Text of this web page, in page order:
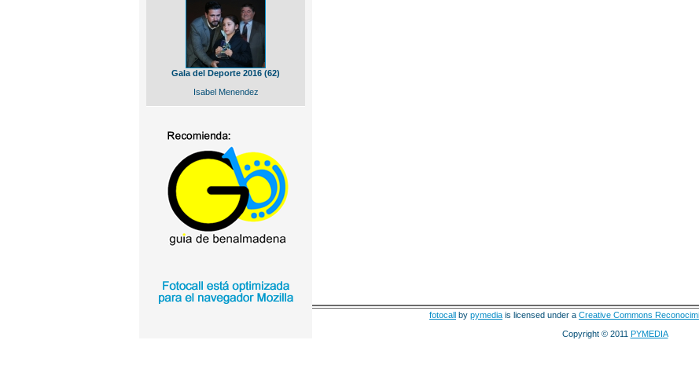
Gala del Deporte 2016 (62)
Isabel Menendez
fotocall by pymedia is licensed under a Creative Commons
Copyright © 2011 PYMEDIA